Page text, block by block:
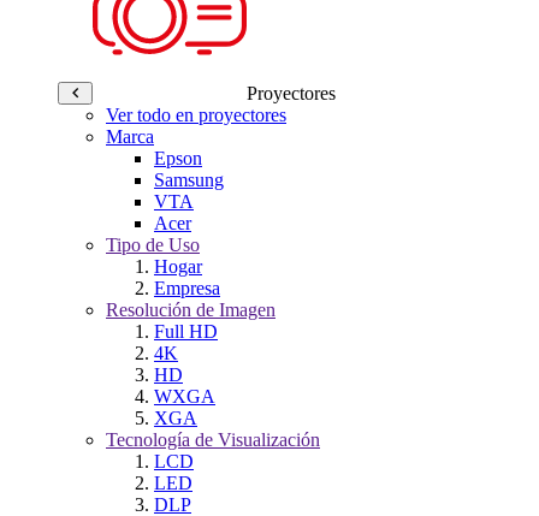
Proyectores
Ver todo en proyectores
Marca
Epson
Samsung
VTA
Acer
Tipo de Uso
Hogar
Empresa
Resolución de Imagen
Full HD
4K
HD
WXGA
XGA
Tecnología de Visualización
LCD
LED
DLP